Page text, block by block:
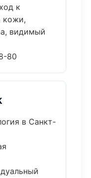
к
кожи,
видимый
80
в Санкт-